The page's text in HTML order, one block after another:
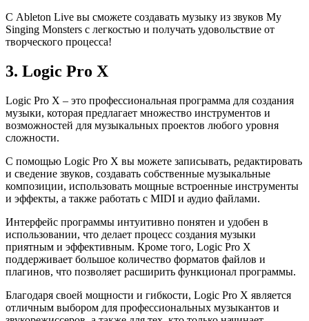
С Ableton Live вы сможете создавать музыку из звуков My
Singing Monsters с легкостью и получать удовольствие от
творческого процесса!
3. Logic Pro X
Logic Pro X – это профессиональная программа для создания
музыки, которая предлагает множество инструментов и
возможностей для музыкальных проектов любого уровня
сложности.
С помощью Logic Pro X вы можете записывать, редактировать
и сведение звуков, создавать собственные музыкальные
композиции, использовать мощные встроенные инструменты
и эффекты, а также работать с MIDI и аудио файлами.
Интерфейс программы интуитивно понятен и удобен в
использовании, что делает процесс создания музыки
приятным и эффективным. Кроме того, Logic Pro X
поддерживает большое количество форматов файлов и
плагинов, что позволяет расширить функционал программы.
Благодаря своей мощности и гибкости, Logic Pro X является
отличным выбором для профессиональных музыкантов и